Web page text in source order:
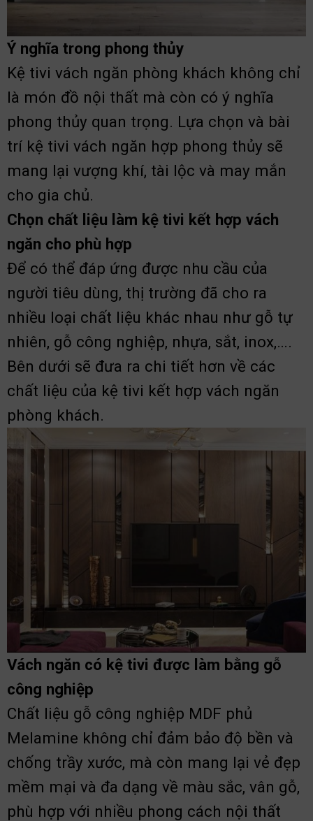
Ý nghĩa trong phong thủy
Kệ tivi vách ngăn phòng khách không chỉ
là món đồ nội thất mà còn có ý nghĩa
phong thủy quan trọng. Lựa chọn và bài
trí kệ tivi vách ngăn hợp phong thủy sẽ
mang lại vượng khí, tài lộc và may mắn
cho gia chủ.
Chọn chất liệu làm kệ tivi kết hợp vách
ngăn cho phù hợp
Để có thể đáp ứng được nhu cầu của
người tiêu dùng, thị trường đã cho ra
nhiều loại chất liệu khác nhau như gỗ tự
nhiên, gỗ công nghiệp, nhựa, sắt, inox,….
Bên dưới sẽ đưa ra chi tiết hơn về các
chất liệu của kệ tivi kết hợp vách ngăn
phòng khách.
Vách ngăn có kệ tivi được làm bằng gỗ
công nghiệp
Chất liệu gỗ công nghiệp MDF phủ
Melamine không chỉ đảm bảo độ bền và
chống trầy xước, mà còn mang lại vẻ đẹp
mềm mại và đa dạng về màu sắc, vân gỗ,
phù hợp với nhiều phong cách nội thất